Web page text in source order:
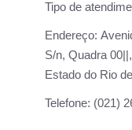
Tipo de
Endereço:
S/n, Quadra
Estado do Rio
Telefone: (021)